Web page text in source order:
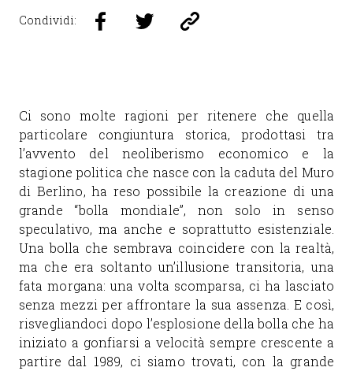
Condividi:
Ci sono molte ragioni per ritenere che quella
particolare congiuntura storica, prodottasi tra
l’avvento del neoliberismo economico e la
stagione politica che nasce con la caduta del Muro
di Berlino, ha reso possibile la creazione di una
grande “bolla mondiale”, non solo in senso
speculativo, ma anche e soprattutto esistenziale.
Una bolla che sembrava coincidere con la realtà,
ma che era soltanto un’illusione transitoria, una
fata morgana: una volta scomparsa, ci ha lasciato
senza mezzi per affrontare la sua assenza. E così,
risvegliandoci dopo l’esplosione della bolla che ha
iniziato a gonfiarsi a velocità sempre crescente a
partire dal 1989, ci siamo trovati, con la grande